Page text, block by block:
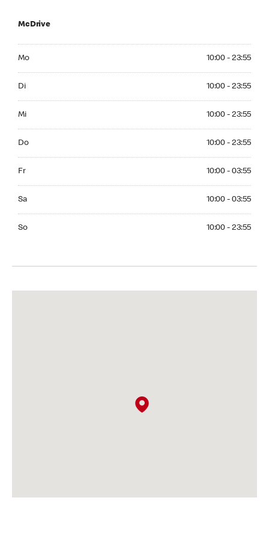
McDrive
Mo 10:00 - 23:55
Di 10:00 - 23:55
Mi 10:00 - 23:55
Do 10:00 - 23:55
Fr 10:00 - 03:55
Sa 10:00 - 03:55
So 10:00 - 23:55